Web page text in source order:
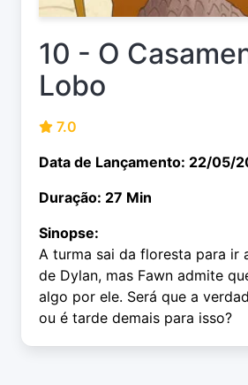
10 - O
Lobo
7.0
Data de Lançamento: 22/05/
Duração: 27 Min
Sinopse:
A turma sai da floresta para ir
de Dylan, mas Fawn admite
algo por ele. Será que a
ou é tarde demais para isso?